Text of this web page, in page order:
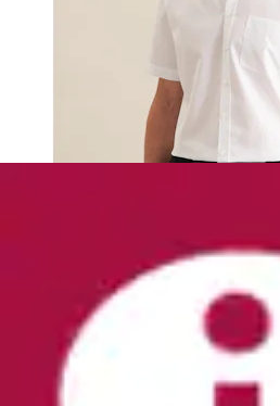
Businesshemd »Luxor
OLYMP
UVP